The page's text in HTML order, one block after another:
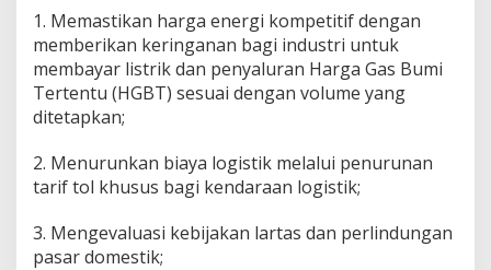
1. Memastikan harga energi kompetitif dengan
memberikan keringanan bagi industri untuk
membayar listrik dan penyaluran Harga Gas Bumi
Tertentu (HGBT) sesuai dengan volume yang
ditetapkan;
2. Menurunkan biaya logistik melalui penurunan
tarif tol khusus bagi kendaraan logistik;
3. Mengevaluasi kebijakan lartas dan perlindungan
pasar domestik;